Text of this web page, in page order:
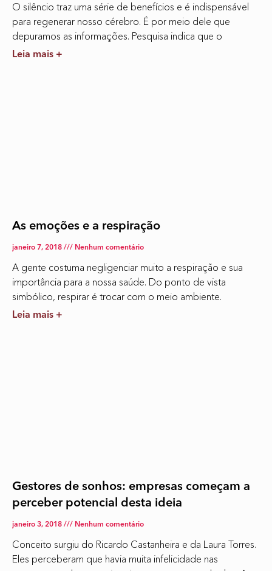
O silêncio traz uma série de benefícios e é indispensável
para regenerar nosso cérebro. É por meio dele que
depuramos as informações. Pesquisa indica que o
Leia mais +
As emoções e a respiração
janeiro 7, 2018 Nenhum comentário
A gente costuma negligenciar muito a respiração e sua
importância para a nossa saúde. Do ponto de vista
simbólico, respirar é trocar com o meio ambiente.
Leia mais +
Gestores de sonhos: empresas começam a
perceber potencial desta ideia
janeiro 3, 2018 Nenhum comentário
Conceito surgiu do Ricardo Castanheira e da Laura Torres.
Eles perceberam que havia muita infelicidade nas